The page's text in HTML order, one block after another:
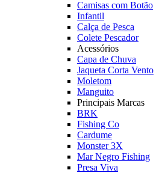
Camisas com Botão
Infantil
Calça de Pesca
Colete Pescador
Acessórios
Capa de Chuva
Jaqueta Corta Vento
Moletom
Manguito
Principais Marcas
BRK
Fishing Co
Cardume
Monster 3X
Mar Negro Fishing
Presa Viva